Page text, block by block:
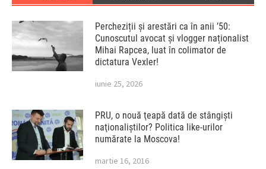
Percheziții și arestări ca în anii ’50:
Cunoscutul avocat și vlogger naționalist
Mihai Rapcea, luat în colimator de
dictatura Vexler!
iunie 25, 2026
PRU, o nouă ţeapă dată de stângişti
naţionaliştilor? Politica like-urilor
numărate la Moscova!
martie 16, 2016